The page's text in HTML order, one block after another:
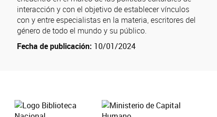
interacción y con el objetivo de establecer vínculos
con y entre especialistas en la materia, escritores del
género de todo el mundo y su público.
Fecha de publicación: 10/01/2024